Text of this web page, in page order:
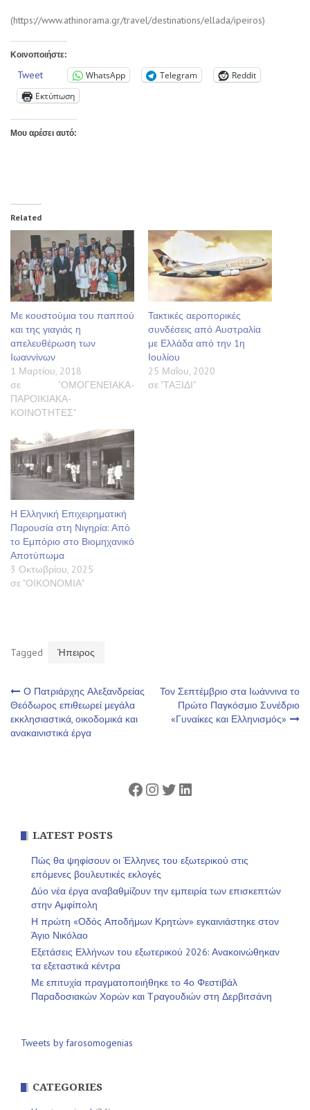
(https://www.athinorama.gr/travel/destinations/ellada/ipeiros)
Κοινοποιήστε:
Tweet WhatsApp Telegram
Reddit
Εκτύπωση
Μου αρέσει αυτό:
Related
Με κουστούμια του παππού
και της γιαγιάς η
απελευθέρωση των
Ιωαννίνων
1 Μαρτίου, 2018
σε "ΟΜΟΓΕΝΕΙΑΚΑ-
ΠΑΡΟΙΚΙΑΚΑ-
ΚΟΙΝΟΤΗΤΕΣ"
Τακτικές αεροπορικές
συνδέσεις από Αυστραλία
με Ελλάδα από την 1η
Ιουλίου
25 Μαΐου, 2020
σε "ΤΑΞΙΔΙ"
Η Ελληνική Επιχειρηματική
Παρουσία στη Νιγηρία: Από
το Εμπόριο στο Βιομηχανικό
Αποτύπωμα
3 Οκτωβρίου, 2025
σε "ΟΙΚΟΝΟΜΙΑ"
Tagged Ήπειρος
Πλοήγηση
άρθρων
Ο Πατριάρχης Αλεξανδρείας
Θεόδωρος επιθεωρεί μεγάλα
εκκλησιαστικά, οικοδομικά και
ανακαινιστικά έργα
Τον Σεπτέμβριο στα Ιωάννινα το
Πρώτο Παγκόσμιο Συνέδριο
«Γυναίκες και Ελληνισμός»
Facebook
Instagram
Twitter
Linkedin
LATEST POSTS
Πώς θα ψηφίσουν οι Έλληνες του εξωτερικού στις
επόμενες βουλευτικές εκλογές
Δύο νέα έργα αναβαθμίζουν την εμπειρία των επισκεπτών
στην Αμφίπολη
Η πρώτη «Οδός Αποδήμων Κρητών» εγκαινιάστηκε στον
Άγιο Νικόλαο
Εξετάσεις Ελλήνων του εξωτερικού 2026: Ανακοινώθηκαν
τα εξεταστικά κέντρα
Με επιτυχία πραγματοποιήθηκε το 4ο Φεστιβάλ
Παραδοσιακών Χορών και Τραγουδιών στη Δερβιτσάνη
Tweets by farosomogenias
CATEGORIES